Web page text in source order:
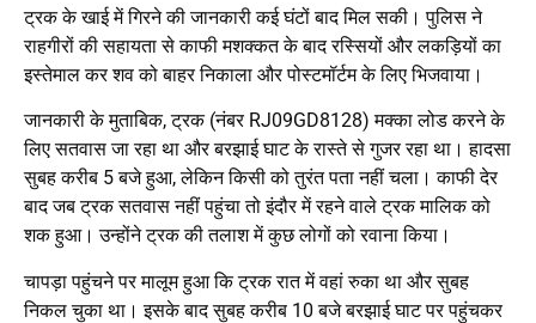
ट्रक के खाई में गिरने की जानकारी कई घंटों बाद मिल सकी। पुलिस ने
राहगीरों की सहायता से काफी मशक्कत के बाद रस्सियों और लकड़ियों का
इस्तेमाल कर शव को बाहर निकाला और पोस्टमॉर्टम के लिए भिजवाया।
जानकारी के मुताबिक, ट्रक (नंबर RJ09GD8128) मक्का लोड करने के
लिए सतवास जा रहा था और बरझाई घाट के रास्ते से गुजर रहा था। हादसा
सुबह करीब 5 बजे हुआ, लेकिन किसी को तुरंत पता नहीं चला। काफी देर
बाद जब ट्रक सतवास नहीं पहुंचा तो इंदौर में रहने वाले ट्रक मालिक को
शक हुआ। उन्होंने ट्रक की तलाश में कुछ लोगों को रवाना किया।
चापड़ा पहुंचने पर मालूम हुआ कि ट्रक रात में वहां रुका था और सुबह
निकल चुका था। इसके बाद सुबह करीब 10 बजे बरझाई घाट पर पहुंचकर